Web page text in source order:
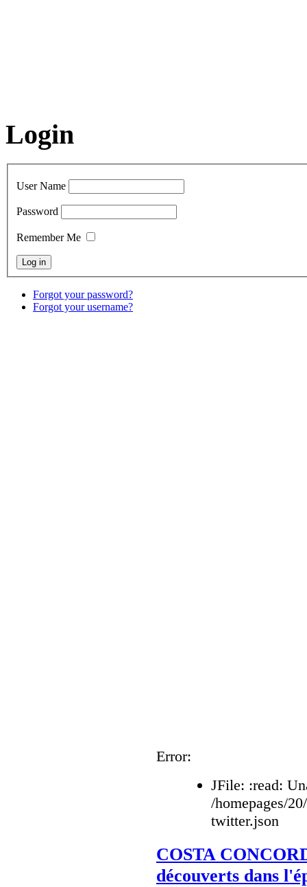
Login
User Name
Password
Remember Me
Forgot your password?
Forgot your username?
Error:
JFile: :read:
/homepages/
twitter.json
COSTA
découverts dans